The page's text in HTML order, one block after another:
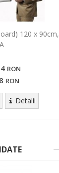
120 x 90cm,
RON
RON
Detalii